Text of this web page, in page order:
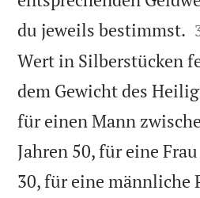
du jeweils bestimmst.
Wert in Silberstücken
dem Gewicht des
für einen Mann
Jahren 50, für eine
30, für eine männliche